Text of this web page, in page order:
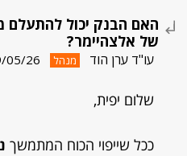
האם הבנק יכול להתעלם
של אלצהיימר?
עו"ד ערן הוד מנהל 05/26
שלום יפית,
ככל שייפוי הכוח המתמשך